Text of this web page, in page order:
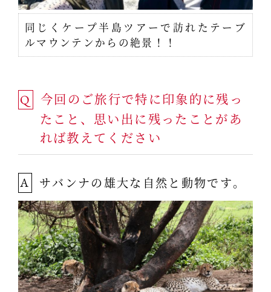
同じくケープ半島ツアーで訪れたテーブ
ルマウンテンからの絶景！！
Q
今回のご旅行で特に印象的に残っ
たこと、思い出に残ったことがあ
れば教えてください
A サバンナの雄大な自然と動物です。